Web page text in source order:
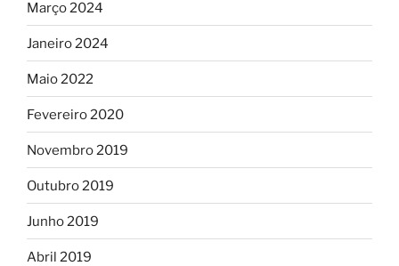
Março 2024
Janeiro 2024
Maio 2022
Fevereiro 2020
Novembro 2019
Outubro 2019
Junho 2019
Abril 2019